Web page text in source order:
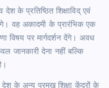
के प्रतिष्ठित शिक्षाविद् एवं
वह अकादमी के प्रारंभिक एक
विषय पर मार्गदर्शन देंगे। अवध
जानकारी देना नहीं बल्कि
देश के अन्य प्रमुख शिक्षा केंद्रों के